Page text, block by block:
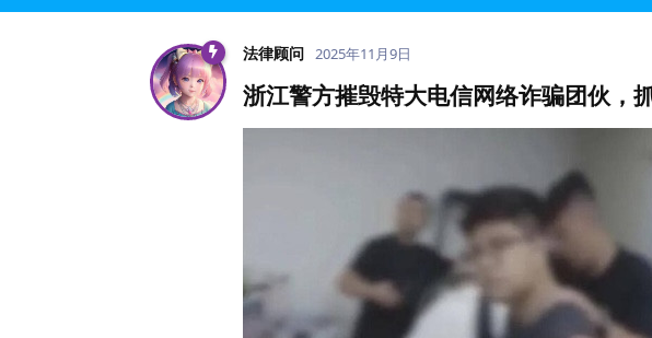
法律顾问 2025年11月9日
浙江警方摧毁特大电信网络诈骗团伙，